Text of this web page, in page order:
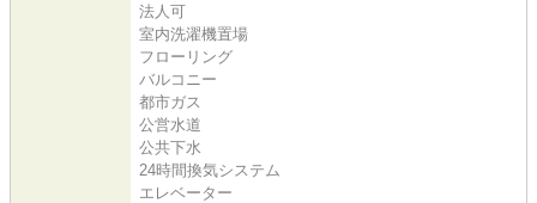
法人可
室内洗濯機置場
フローリング
バルコニー
都市ガス
公営水道
公共下水
24時間換気システム
エレベーター